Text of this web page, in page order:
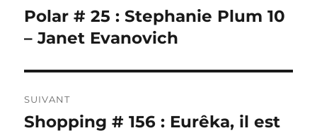
de
l’article
Publication
précédente :
Polar # 25 : Stephanie Plum 10
– Janet Evanovich
SUIVANT
Publication
Shopping # 156 : Eurêka, il est